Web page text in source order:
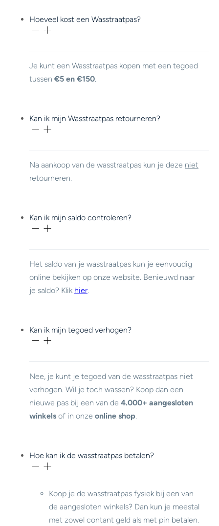
Hoeveel kost een Wasstraatpas?
Je kunt een Wasstraatpas kopen met een tegoed
tussen €5 en €150
Kan ik mijn Wasstraatpas retourneren?
Na aankoop van de wasstraatpas kun je deze niet
retourneren.
Kan ik mijn saldo controleren?
Het saldo van je wasstraatpas kun je eenvoudig
online bekijken op onze website. Benieuwd naar
je saldo? Klik hier
Kan ik mijn tegoed verhogen?
Nee, je kunt je tegoed van de wasstraatpas niet
verhogen. Wil je toch wassen? Koop dan een
nieuwe pas bij een van de 4.000+ aangesloten
winkels of in onze online shop
Hoe kan ik de wasstraatpas betalen?
Koop je de wasstraatpas fysiek bij een van
de aangesloten winkels? Dan kun je meestal
met zowel contant geld als met pin betalen.